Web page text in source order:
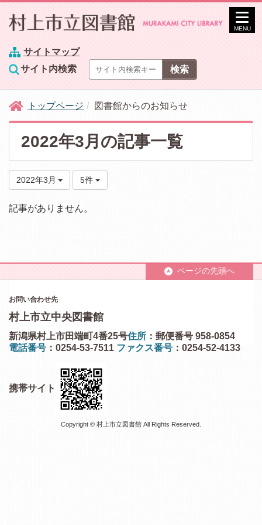
サイトマップ
サイト内検索
MENU
トップページ 図書館からのお知らせ
2022年3月の記事一覧
2022年3月 5件
記事がありません。
ページの先頭へ
お問い合わせ先
村上市立中央図書館
住所 ：郵便番号 958-0854
新潟県村上市田端町4番25号
電話番号 ：0254-53-7511 ファクス番号 ：0254-52-4133
携帯サイト
Copyright © 村上市立図書館 All Rights Reserved.